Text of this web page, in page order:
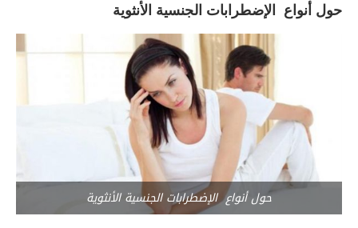
حول أنواع الإضطرابات الجنسية الأنثوية
حول أنواع الإضطرابات الجنسية الأنثوية